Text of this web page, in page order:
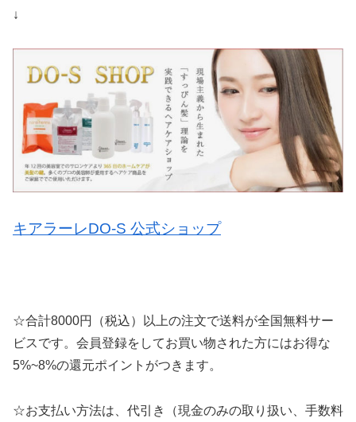
↓
キアラーレDO-S 公式ショップ
☆合計8000円（税込）以上の注文で送料が全国無料サー
ビスです。会員登録をしてお買い物された方にはお得な
5%~8%の還元ポイントがつきます。
☆お支払い方法は、代引き（現金のみの取り扱い、手数料